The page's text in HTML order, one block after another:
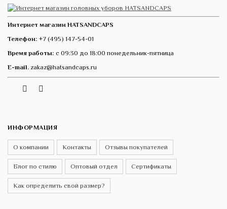
Интернет магазин HATSANDCAPS
Телефон: +7 (495) 147-54-01
Время работы: с 09:30 до 18:00 понедельник-пятница
E-mail. zakaz@hatsandcaps.ru
Telegram
ИНФОРМАЦИЯ
О компании Контакты Отзывы покупателей
Блог по стилю Оптовый отдел Сертификаты
Как определить свой размер?